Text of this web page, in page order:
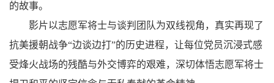
的故事。
影片以志愿军将士与谈判团队为双线视角，真实再现了
抗美援朝战争“边谈边打”的历史进程，让每位党员沉浸式感
受烽火战场的残酷与外交博弈的艰难，深切体悟志愿军将士